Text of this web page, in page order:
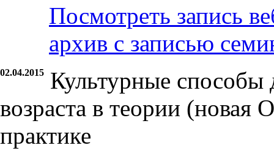
Посмотреть запись
архив с записью
02.04.2015
Культурные способы
возраста в теории
практике